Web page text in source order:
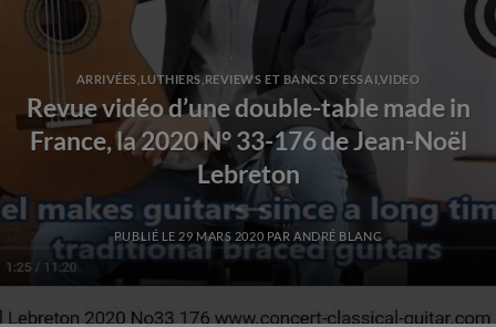
ARRIVÉES LUTHIERS REVIEWS ET BANCS D'ESSAIVIDEO
Revue vidéo d’une double-table made in
France, la 2020 N° 33-176 de Jean-Noël
Lebreton
PUBLIÉ LE 29 MARS 2020 PAR ANDRÉ BLANC